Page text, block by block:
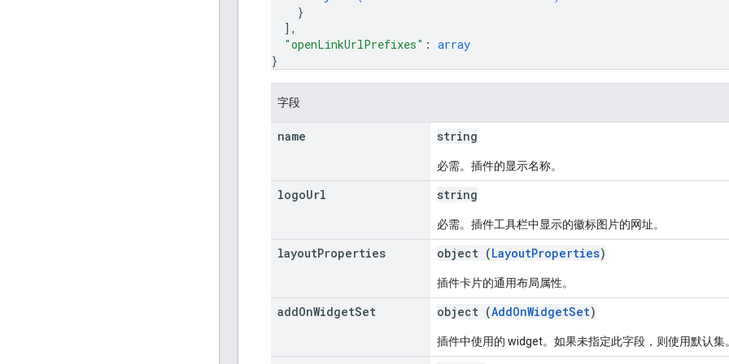
}
] ,
"openLinkUrlPrefixes" : array
}
字段
name string
必需。插件的显示名称。
logoUrl string
必需。插件工具栏中显示的徽标图片的网址。
layoutProperties object (LayoutProperties)
插件卡片的通用布局属性。
addOnWidgetSet object (AddOnWidgetSet)
插件中使用的 widget。如果未指定此字段，则使用默认集